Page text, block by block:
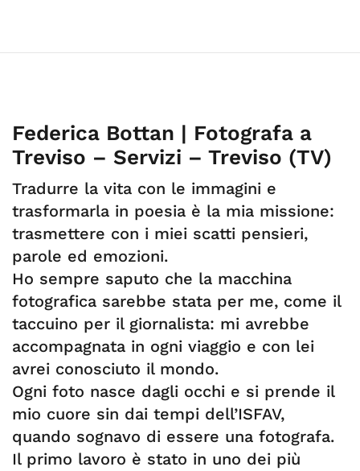
Federica Bottan | Fotografa a
Treviso – Servizi – Treviso (TV)
Tradurre la vita con le immagini e
trasformarla in poesia è la mia missione:
trasmettere con i miei scatti pensieri,
parole ed emozioni.
Ho sempre saputo che la macchina
fotografica sarebbe stata per me, come il
taccuino per il giornalista: mi avrebbe
accompagnata in ogni viaggio e con lei
avrei conosciuto il mondo.
Ogni foto nasce dagli occhi e si prende il
mio cuore sin dai tempi dell’ISFAV,
quando sognavo di essere una fotografa.
Il primo lavoro è stato in uno dei più